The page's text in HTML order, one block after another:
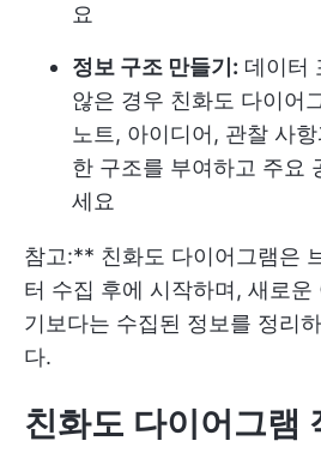
요
정보 구조 만들기: 데이터
않은 경우 친화도 다이어
노트, 아이디어, 관찰 사
한 구조를 부여하고 주요
세요
참고:** 친화도 다이어그램은
터 수집 후에 시작하며, 새로
기보다는 수집된 정보를 정리
다.
친화도 다이어그램